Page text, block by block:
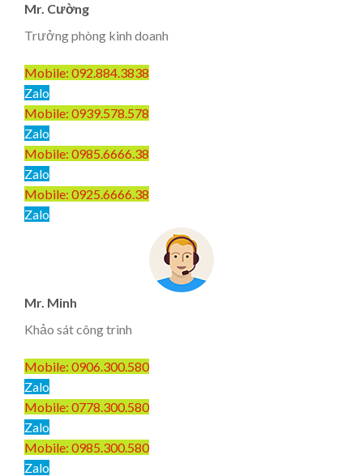
Mr. Cường
Trưởng phòng kinh doanh
Mobile: 092.884.3838
Zalo
Mobile: 0939.578.578
Zalo
Mobile: 0985.6666.38
Zalo
Mobile: 0925.6666.38
Zalo
Mr. Minh
Khảo sát công trình
Mobile: 0906.300.580
Zalo
Mobile: 0778.300.580
Zalo
Mobile: 0985.300.580
Zalo